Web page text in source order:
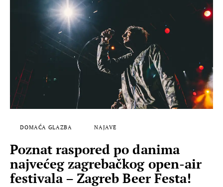
DOMAĆA GLAZBA NAJAVE
Poznat raspored po danima
najvećeg zagrebačkog open-air
festivala – Zagreb Beer Festa!